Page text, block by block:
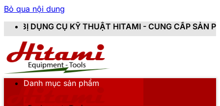
Bỏ qua nội dung
KỸ THUẬT HITAMI - CUNG CẤP SẢN PHẨM CHÍNH
Danh mục sản phẩm